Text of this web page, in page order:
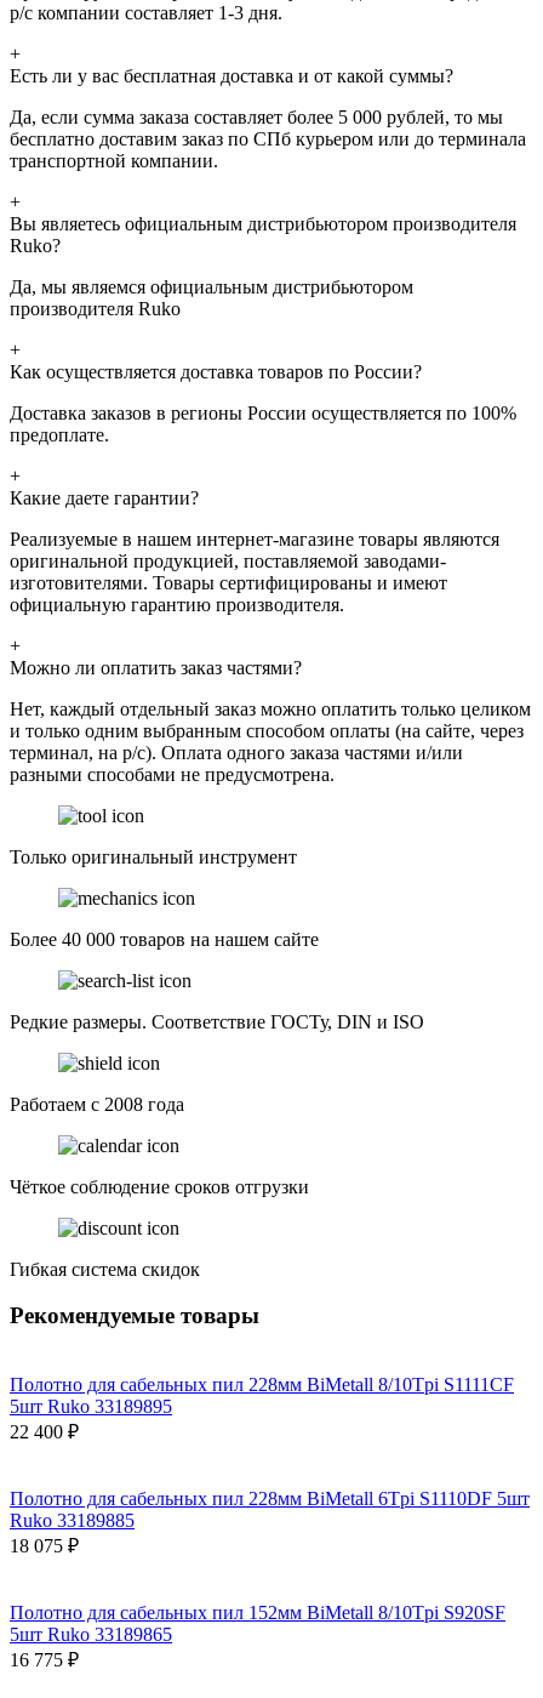
р/с компании составляет 1-3 дня.
+
Есть ли у вас бесплатная доставка и от какой суммы?
Да, если сумма заказа составляет более 5 000 рублей, то мы
бесплатно доставим заказ по СПб курьером или до терминала
транспортной компании.
+
Вы являетесь официальным дистрибьютором производителя
Ruko?
Да, мы являемся официальным дистрибьютором
производителя Ruko
+
Как осуществляется доставка товаров по России?
Доставка заказов в регионы России осуществляется по 100%
предоплате.
+
Какие даете гарантии?
Реализуемые в нашем интернет-магазине товары являются
оригинальной продукцией, поставляемой заводами-
изготовителями. Товары сертифицированы и имеют
официальную гарантию производителя.
+
Можно ли оплатить заказ частями?
Нет, каждый отдельный заказ можно оплатить только целиком
и только одним выбранным способом оплаты (на сайте, через
терминал, на р/с). Оплата одного заказа частями и/или
разными способами не предусмотрена.
Только оригинальный инструмент
Более 40 000 товаров на нашем сайте
Редкие размеры. Соответствие ГОСТу, DIN и ISO
Работаем с 2008 года
Чёткое соблюдение сроков отгрузки
Гибкая система скидок
Рекомендуемые товары
Полотно для сабельных пил 228мм BiMetall 8/10Tpi S1111CF
5шт Ruko 33189895
22 400 ₽
Полотно для сабельных пил 228мм BiMetall 6Tpi S1110DF 5шт
Ruko 33189885
18 075 ₽
Полотно для сабельных пил 152мм BiMetall 8/10Tpi S920SF
5шт Ruko 33189865
16 775 ₽